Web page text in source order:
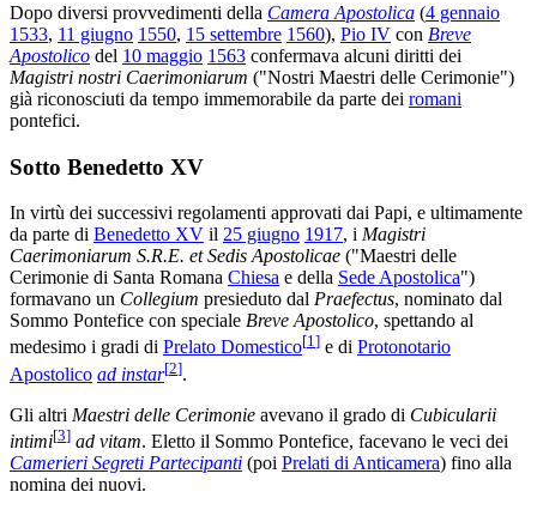
Dopo diversi provvedimenti della Camera Apostolica (4 gennaio
1533, 11 giugno 1550, 15 settembre 1560), Pio IV con Breve
Apostolico del 10 maggio 1563 confermava alcuni diritti dei
Magistri nostri Caerimoniarum ("Nostri Maestri delle Cerimonie")
già riconosciuti da tempo immemorabile da parte dei romani
pontefici.
Sotto Benedetto XV
In virtù dei successivi regolamenti approvati dai Papi, e ultimamente
da parte di Benedetto XV il 25 giugno 1917, i Magistri
Caerimoniarum S.R.E. et Sedis Apostolicae ("Maestri delle
Cerimonie di Santa Romana Chiesa e della Sede Apostolica")
formavano un Collegium presieduto dal Praefectus, nominato dal
Sommo Pontefice con speciale Breve Apostolico, spettando al
medesimo i gradi di Prelato Domestico[1] e di Protonotario
Apostolico ad instar[2].
Gli altri Maestri delle Cerimonie avevano il grado di Cubicularii
intimi[3] ad vitam. Eletto il Sommo Pontefice, facevano le veci dei
Camerieri Segreti Partecipanti (poi Prelati di Anticamera) fino alla
nomina dei nuovi.